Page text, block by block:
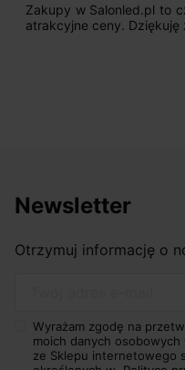
Zakupy w Salonled.pl to
atrakcyjne ceny.
Newsletter
Otrzymuj informację o
Wyrażam zgodę na
moich danych
ze Sklepu internetowego